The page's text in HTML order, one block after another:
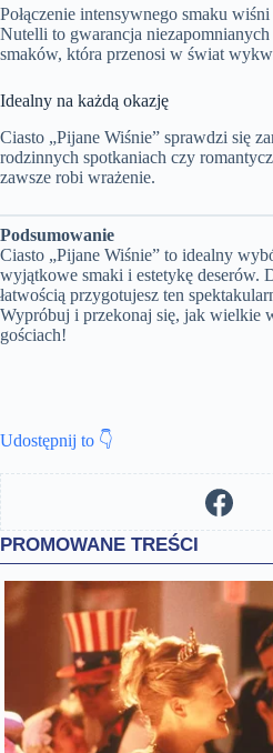
Połączenie intensywnego smaku
Nutelli to gwarancja
smaków, która przenosi w świat
Idealny na każdą okazję
Ciasto „Pijane Wiśnie” sprawdzi się
rodzinnych spotkaniach czy
zawsze robi wrażenie.
Podsumowanie
Ciasto „Pijane Wiśnie” to idealny
wyjątkowe smaki i estetykę deserów.
łatwością przygotujesz ten
Wypróbuj i przekonaj się, jak wielkie
gościach!
Udostępnij to 👇